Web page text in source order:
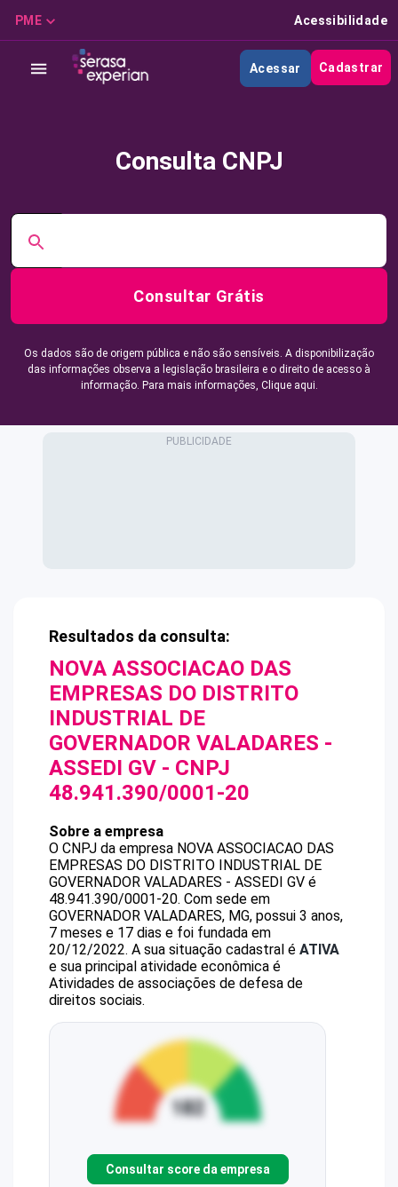
PME Acessibilidade
Acessar Cadastrar
Consulta CNPJ
Consultar Grátis
Os dados são de origem pública e não são sensíveis. A disponibilização
das informações observa a legislação brasileira e o direito de acesso à
informação. Para mais informações, Clique aqui.
Resultados da consulta:
NOVA ASSOCIACAO DAS
EMPRESAS DO DISTRITO
INDUSTRIAL DE
GOVERNADOR VALADARES -
ASSEDI GV - CNPJ
48.941.390/0001-20
Sobre a empresa
O CNPJ da empresa NOVA ASSOCIACAO DAS
EMPRESAS DO DISTRITO INDUSTRIAL DE
GOVERNADOR VALADARES - ASSEDI GV é
48.941.390/0001-20. Com sede em
GOVERNADOR VALADARES, MG, possui 3 anos,
7 meses e 17 dias e foi fundada em
20/12/2022. A sua situação cadastral é ATIVA
e sua principal atividade econômica é
Atividades de associações de defesa de
direitos sociais.
Consultar score da empresa